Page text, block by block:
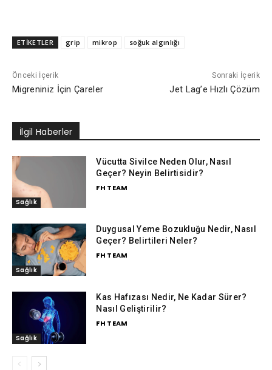
ETİKETLER grip mikrop soğuk algınlığı
Önceki İçerik
Migreniniz İçin Çareler
Sonraki İçerik
Jet Lag’e Hızlı Çözüm
İlgil Haberler
Sağlık
Vücutta Sivilce Neden Olur, Nasıl
Geçer? Neyin Belirtisidir?
FH TEAM
Sağlık
Duygusal Yeme Bozukluğu Nedir, Nasıl
Geçer? Belirtileri Neler?
FH TEAM
Sağlık
Kas Hafızası Nedir, Ne Kadar Sürer?
Nasıl Geliştirilir?
FH TEAM